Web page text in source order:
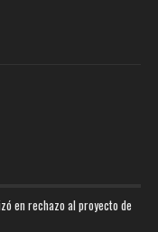
en rechazo al proyecto de